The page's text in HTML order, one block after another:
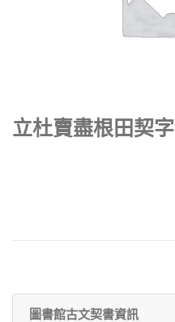
立杜賣盡根田契字
圖書館古文契書資訊